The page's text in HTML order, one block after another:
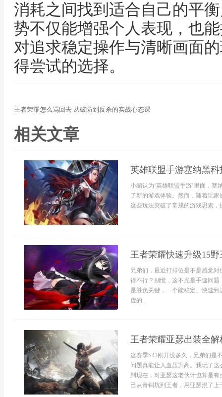
消耗之间找到适合自己的平
势不仅能增强个人表现，也
对追求稳定操作与清晰画面
得尝试的选择。
王者荣耀怎么骂回去 从破防到反杀的实战心态课
相关文章
英雄联盟手游塞纳黑科
小编认为‘英雄联盟手游’里面，
了新的游戏体验。然而，随着玩
这些玩法突破了常规的游戏思索
王者荣耀快速升级15
兄弟们，最近打排位是不是感觉
得不行？别慌，这不光是手速问
是胜负关键，一个能稳定、快速
虚的...
王者荣耀亚瑟出装全
这赛季S43刚开没多久，兄弟们是
问题真能让人血压升高。我玩了
到现在，对亚瑟这老伙计也算是
己从青铜坑到王者，用亚瑟混了上